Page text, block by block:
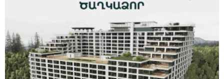
Ադրբեջանի Սարով գյուղում տանը 18-ամյա
աղջկա դի է հայտնաբերվել
22:25:11 8-08-2026
Հայհիդրոմետի տնօրենը գրել է